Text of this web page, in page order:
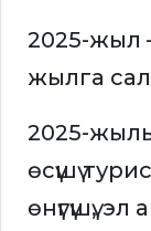
2025-жыл
жылга
2025-
өсүшү
өнүгүшү,